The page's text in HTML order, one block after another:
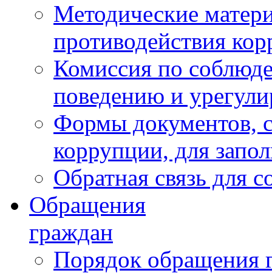
Методические
противодействия
Комиссия по
поведению и
Формы документов,
коррупции, для
Обратная связь для
Обращения
граждан
Порядок обращения